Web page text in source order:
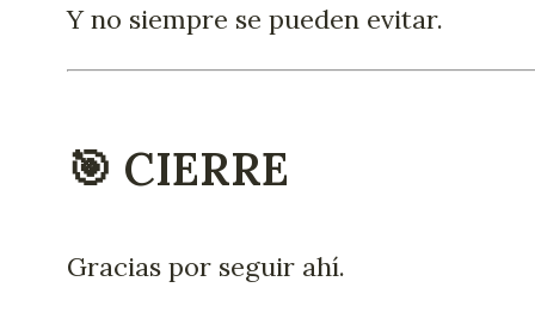
Y no siempre se pueden evitar.
🎯 CIERRE
Gracias por seguir ahí.